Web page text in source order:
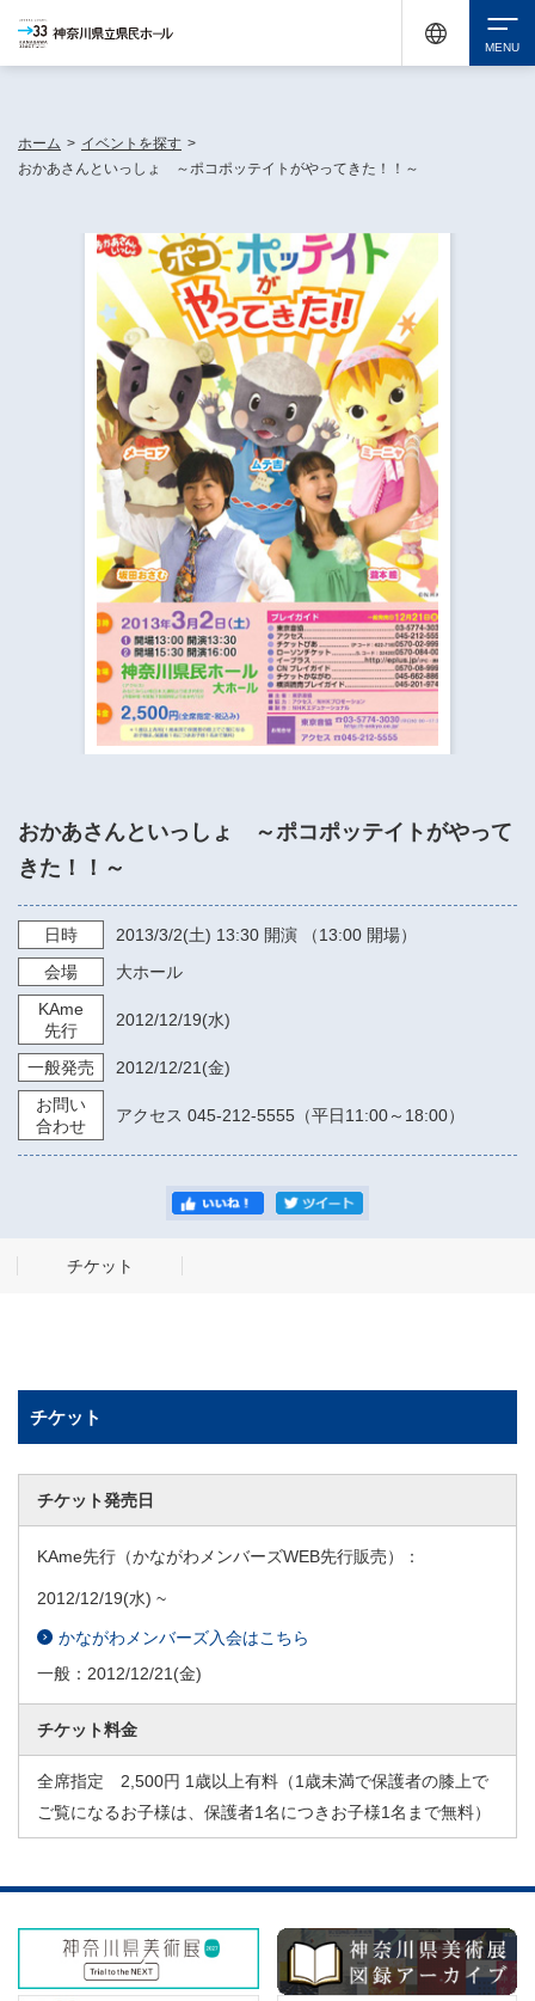
イベントを探す
・ イベント一覧
・ イベントカレンダー
休館中の県民ホールについて
・ 施設概要
・ パイプオルガン
・ 神奈川県民ホールの取り組み
神奈川県立県民ホールSNS
​​​​​​​​​​​​​神奈川県立県民ホール
ギャラリーSNS
ホーム > イベントを探す >
おかあさんといっしょ ～ポコポッテイトがやってきた！！～
おかあさんといっしょ ～ポコポッテイトがやって
きた！！～
日時 2013/3/2(土) 13:30 開演 （13:00 開場）
会場
大ホール
KAme
先行
2012/12/19(水)
一般発売 2012/12/21 (金)
お問い
合わせ
アクセス 045-212-5555（平日11:00～18:00）
チケット
チケット
チケット発売日
KAme先行（かながわメンバーズWEB先行販売）：
2012/12/19(水) ~
かながわメンバーズ入会はこちら
一般： 2012/12/21 (金)
チケット料金
全席指定 2,500円 1歳以上有料（1歳未満で保護者の膝上で
ご覧になるお子様は、保護者1名につきお子様1名まで無料）